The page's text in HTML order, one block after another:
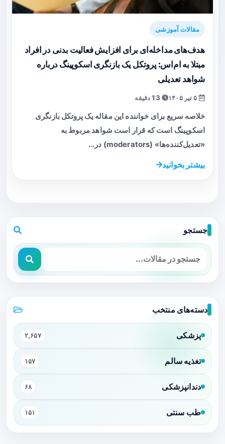
مقالات آموزشی
هدف‌های مداخله‌ای برای افزایش فعالیت بدنی در افراد
مبتلا به ام‌اس: پروتکل یک بازنگری اسکوپینگ درباره
شواهد تعدیلی
13 دقیقه
خلاصه سریع برای خواننده این مقاله یک پروتکل بازنگری
اسکوپینگ است که قرار است شواهد مربوط به
«تعدیل‌کننده‌ها» (moderators) در…
بیشتر بخوانید
جستجو
دسته‌های منتخب
پزشکی ۲,۶۵۷
تغذیه سالم ۱۵۷
دندانپزشکی ۶۸
طب سنتی ۱۵۱